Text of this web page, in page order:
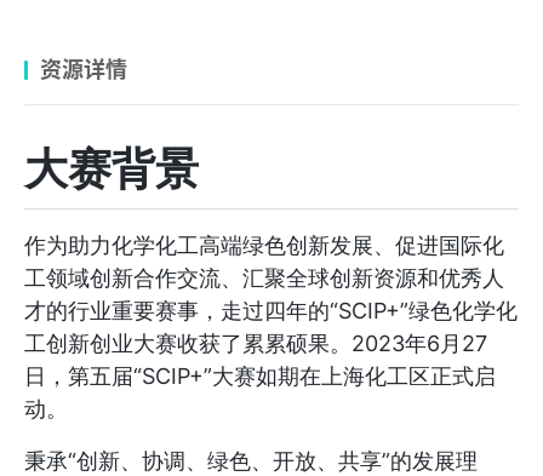
资源详情
大赛背景
作为助力化学化工高端绿色创新发展、促进国际化
工领域创新合作交流、汇聚全球创新资源和优秀人
才的行业重要赛事，走过四年的“SCIP+”绿色化学化
工创新创业大赛收获了累累硕果。2023年6月27
日，第五届“SCIP+”大赛如期在上海化工区正式启
动。
秉承“创新、协调、绿色、开放、共享”的发展理